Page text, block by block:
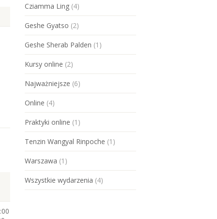
Cziamma Ling (4)
Geshe Gyatso (2)
Geshe Sherab Palden (1)
Kursy online (2)
Najważniejsze (6)
Online (4)
Praktyki online (1)
Tenzin Wangyal Rinpoche (1)
Warszawa (1)
Wszystkie wydarzenia (4)